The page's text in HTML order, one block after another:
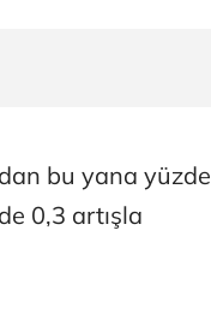
bu yana yüzde
0,3 artışla